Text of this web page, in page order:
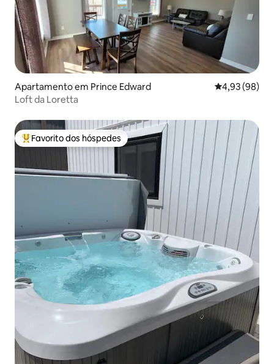
Apartamento em Prince Edward Classificação
4,93 (98)
Loft da Loretta
Favoritos dos hóspedes mais apreciados
Favorito dos hóspedes